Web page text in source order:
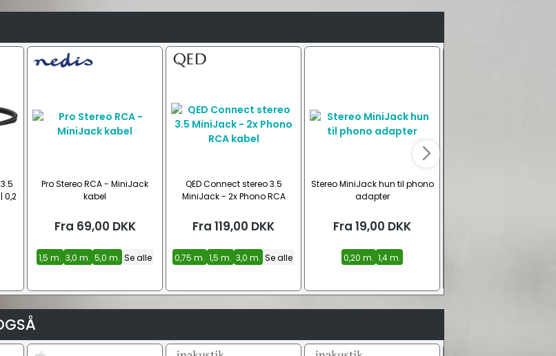
0,2
Pro Stereo RCA - MiniJack
kabel
Fra 69,00 DKK
1,5 m. 3,0 m. 5,0 m. Se alle
QED Connect stereo 3.5
MiniJack - 2x Phono RCA
Fra 119,00 DKK
0,75 m. 1,5 m. 3,0 m. Se alle
Stereo MiniJack hun til phono
adapter
Fra 19,00 DKK
0,20 m. 1,4 m.